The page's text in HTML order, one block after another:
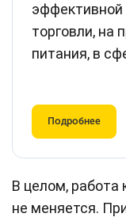
эффективной
торговли, на
питания, в
Подробнее
В целом, работа
не меняется.